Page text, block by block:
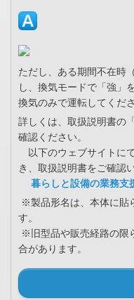
ただし、ある期間不在時
し、換気モードで「強」
換気のみで運転してくださ
詳しくは、取扱説明書の
確認ください。
以下のウェブサイトに
き、取扱説明書をご確認
暮らしと設備の業務支
※製品形名は、本体に貼
す。
※旧型品や販売経路の限
合があります。